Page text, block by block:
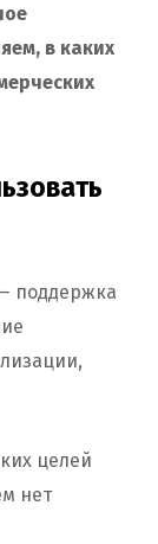
в каких
поддержка
целей
нет